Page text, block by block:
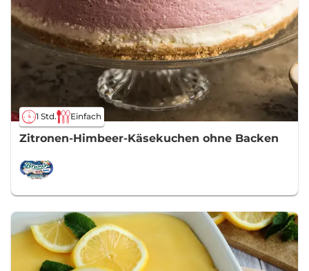
1 Std. Einfach
Zitronen-Himbeer-Käsekuchen ohne Backen